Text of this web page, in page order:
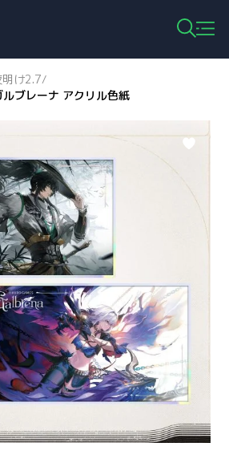
け2.7/
ブレーナ アクリル色紙